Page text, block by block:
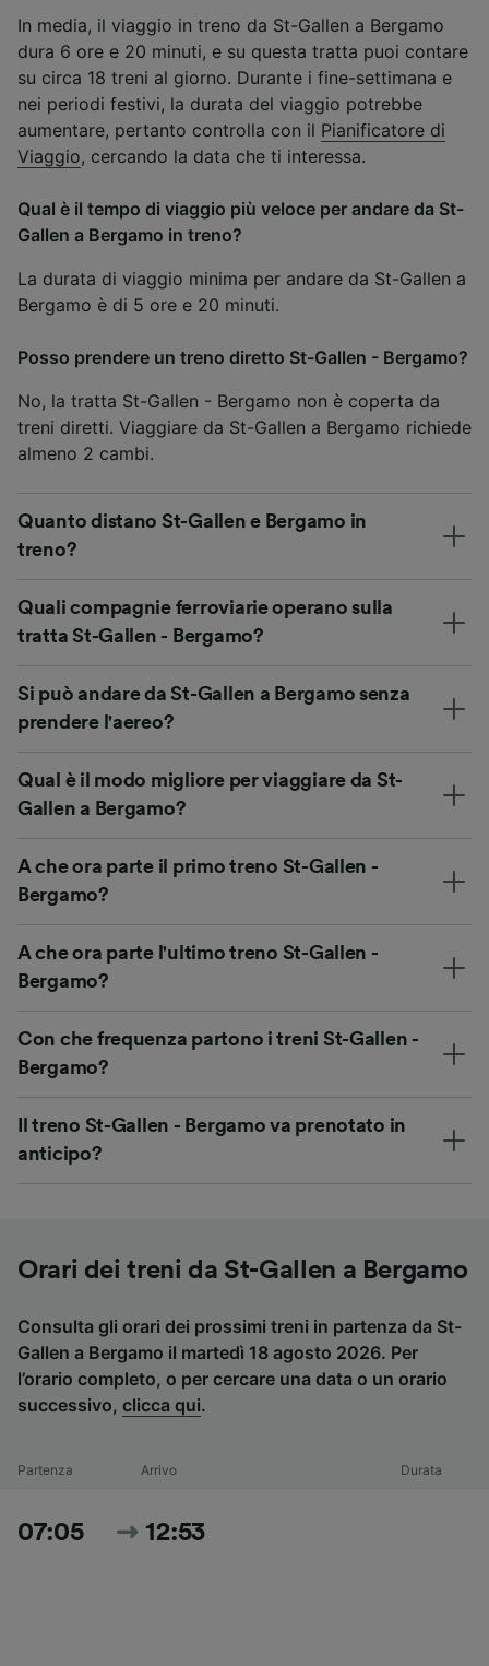
In media, il viaggio in treno da St-Gallen a Bergamo
dura 6 ore e 20 minuti, e su questa tratta puoi contare
su circa 18 treni al giorno. Durante i fine-settimana e
nei periodi festivi, la durata del viaggio potrebbe
aumentare, pertanto controlla con il Pianificatore di
Viaggio, cercando la data che ti interessa.
Qual è il tempo di viaggio più veloce per andare da St-
Gallen a Bergamo in treno?
La durata di viaggio minima per andare da St-Gallen a
Bergamo è di 5 ore e 20 minuti.
Posso prendere un treno diretto St-Gallen - Bergamo?
No, la tratta St-Gallen - Bergamo non è coperta da
treni diretti. Viaggiare da St-Gallen a Bergamo richiede
almeno 2 cambi.
Quanto distano St-Gallen e Bergamo in
treno?
Quali compagnie ferroviarie operano sulla
tratta St-Gallen - Bergamo?
Si può andare da St-Gallen a Bergamo senza
prendere l'aereo?
Qual è il modo migliore per viaggiare da St-
Gallen a Bergamo?
A che ora parte il primo treno St-Gallen -
Bergamo?
A che ora parte l'ultimo treno St-Gallen -
Bergamo?
Con che frequenza partono i treni St-Gallen -
Bergamo?
Il treno St-Gallen - Bergamo va prenotato in
anticipo?
Orari dei treni da St-Gallen a Bergamo
Consulta gli orari dei prossimi treni in partenza da St-
Gallen a Bergamo il martedì 18 agosto 2026. Per
l’orario completo, o per cercare una data o un orario
successivo, clicca qui.
Partenza Arrivo Durata
07:05 12:53